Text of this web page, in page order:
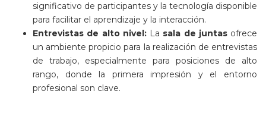
significativo de participantes y la tecnología disponible
para facilitar el aprendizaje y la interacción.
Entrevistas de alto nivel: La sala de juntasofrece
un ambiente propicio para la realización de entrevistas
de trabajo, especialmente para posiciones de alto
rango, donde la primera impresión y el entorno
profesional son clave.